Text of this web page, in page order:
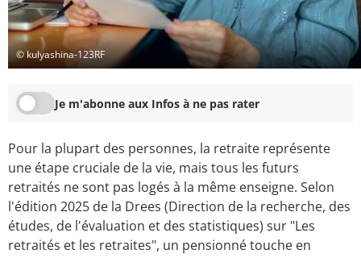
© kulyashina-123RF
Je m'abonne aux Infos à ne pas rater
Pour la plupart des personnes, la retraite représente
une étape cruciale de la vie, mais tous les futurs
retraités ne sont pas logés à la même enseigne. Selon
l'édition 2025 de la Drees (Direction de la recherche, des
études, de l'évaluation et des statistiques) sur "Les
retraités et les retraites", un pensionné touche en